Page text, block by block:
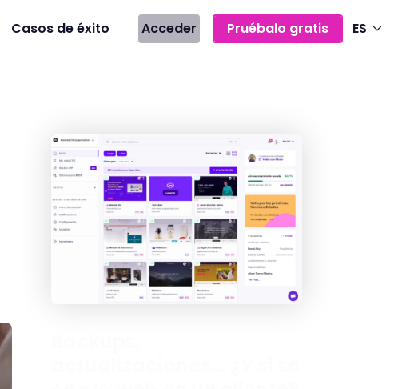
Casos de éxito Acceder Pruébalo gratis ES